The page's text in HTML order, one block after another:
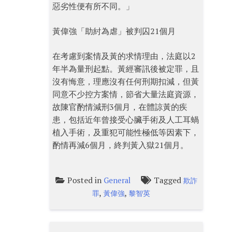
惡劣性便有所不同。」
黃偉強「助紂為虐」被判囚21個月
在考慮到案情及黃的求情理由，法庭以2
年半為量刑起點。黃經審訊後被定罪，且
沒有悔意，理應沒有任何刑期扣減，但黃
同意不少控方案情，節省大量法庭資源，
故陳官酌情減刑3個月，在體諒黃的疾
患，包括近年曾接受心臟手術及人工耳蝸
植入手術，及重犯可能性極低等因素下，
酌情再減6個月，終判黃入獄21個月。
Posted in General Tagged 欺詐
罪,黃偉強,黎智英